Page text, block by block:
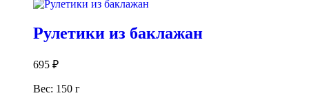
Рулетики из баклажан
695 ₽
Вес: 150 г